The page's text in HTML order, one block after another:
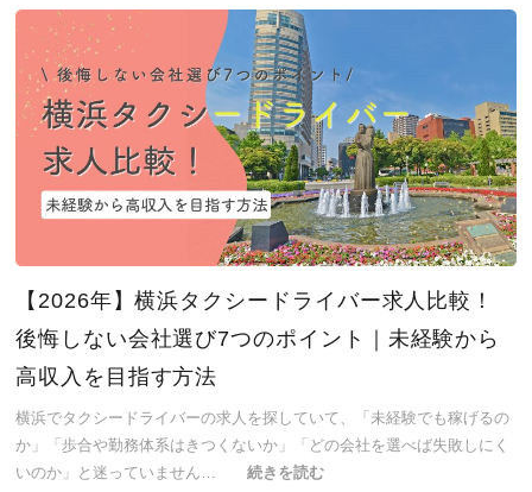
【2026年】横浜タクシードライバー求人比較！
後悔しない会社選び7つのポイント｜未経験から
高収入を目指す方法
横浜でタクシードライバーの求人を探していて、「未経験でも稼げるの
か」「歩合や勤務体系はきつくないか」「どの会社を選べば失敗しにく
いのか」と迷っていません… 続きを読む